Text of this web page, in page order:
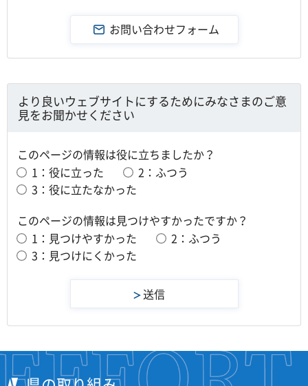
より良いウェブサイトにするためにみなさまのご意
見をお聞かせください
このページの情報は役に立ちましたか？
1：役に立った
2：ふつう
3：役に立たなかった
このページの情報は見つけやすかったですか？
1：見つけやすかった
2：ふつう
3：見つけにくかった